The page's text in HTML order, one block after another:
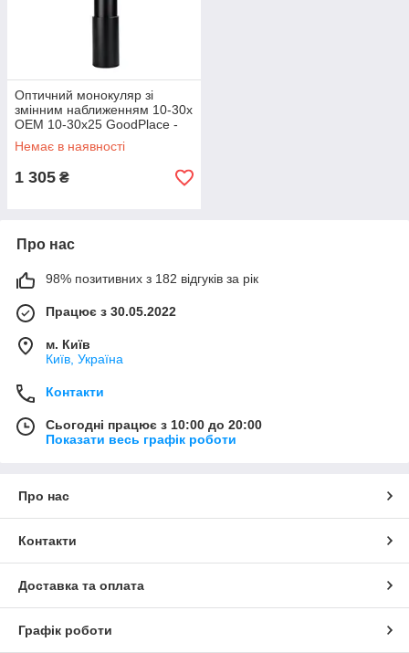
Оптичний монокуляр зі
змінним наближенням 10-30x
OEM 10-30x25 GoodPlace -
worry-free-shopping-
Немає в наявності
1 305 ₴
Про нас
98% позитивних з 182 відгуків за рік
Працює з 30.05.2022
м. Київ
Київ, Україна
Контакти
Сьогодні працює з 10:00 до 20:00
Показати весь графік роботи
Про нас
Контакти
Доставка та оплата
Графік роботи